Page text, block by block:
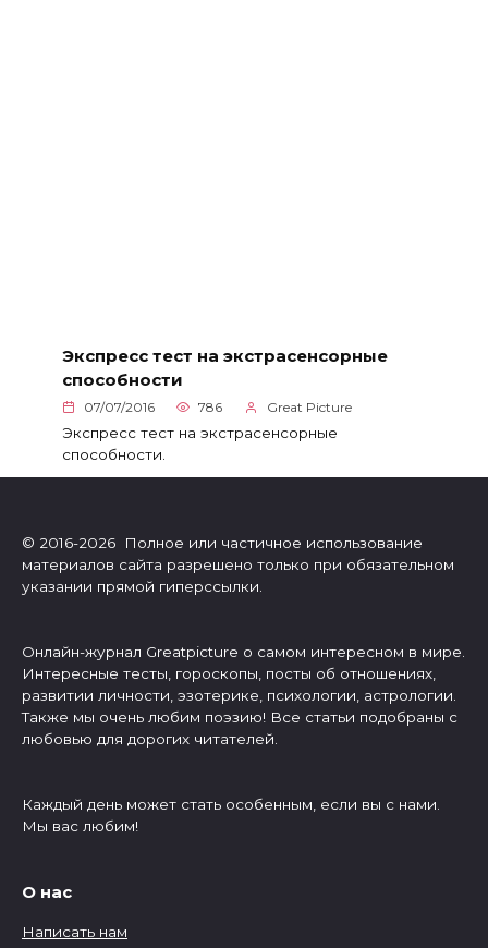
Экспресс тест на экстрасенсорные
способности
07/07/2016 786 Great Picture
Экспресс тест на экстрасенсорные
способности.
© 2016-2026 Полное или частичное использование
материалов сайта разрешено только при обязательном
указании прямой гиперссылки.
Онлайн-журнал Greatpicture о самом интересном в мире.
Интересные тесты, гороскопы, посты об отношениях,
развитии личности, эзотерике, психологии, астрологии.
Также мы очень любим поэзию! Все статьи подобраны с
любовью для дорогих читателей.
Каждый день может стать особенным, если вы с нами.
Мы вас любим!
О нас
Написать нам